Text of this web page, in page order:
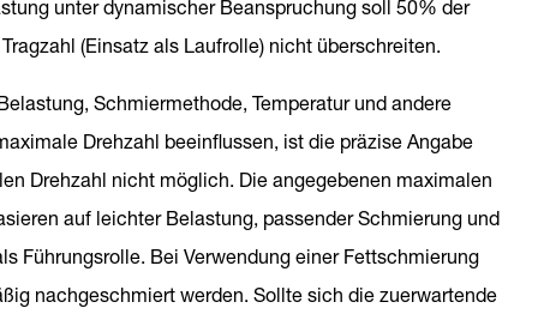
unter dynamischer Beanspruchung soll 50% der
(Einsatz als Laufrolle) nicht überschreiten.
Schmiermethode, Temperatur und andere
Drehzahl beeinflussen, ist die präzise Angabe
Drehzahl nicht möglich. Die angegebenen maximalen
auf leichter Belastung, passender Schmierung und
Führungsrolle. Bei Verwendung einer Fettschmierung
nachgeschmiert werden. Sollte sich die zuerwartende